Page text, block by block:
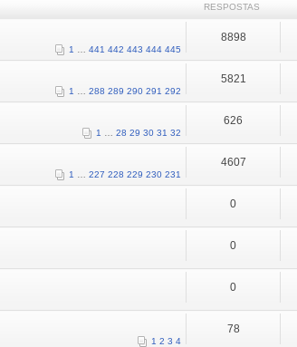
RESPOSTAS
1 441 442 443 444 445
8898
1 288 289 290 291 292
5821
1 28 29 30 31 32
626
1 227 228 229 230 231
4607
0
0
0
1 2 3 4
78